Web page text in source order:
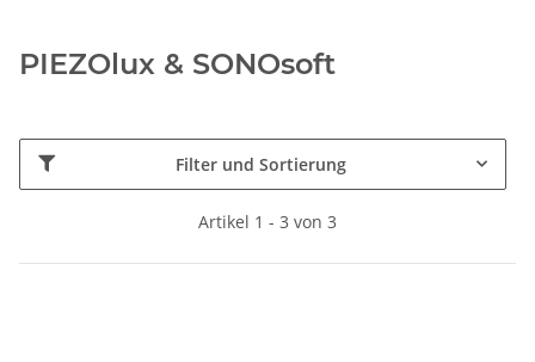
PIEZOlux & SONOsoft
Filter und Sortierung
Artikel 1 - 3 von 3